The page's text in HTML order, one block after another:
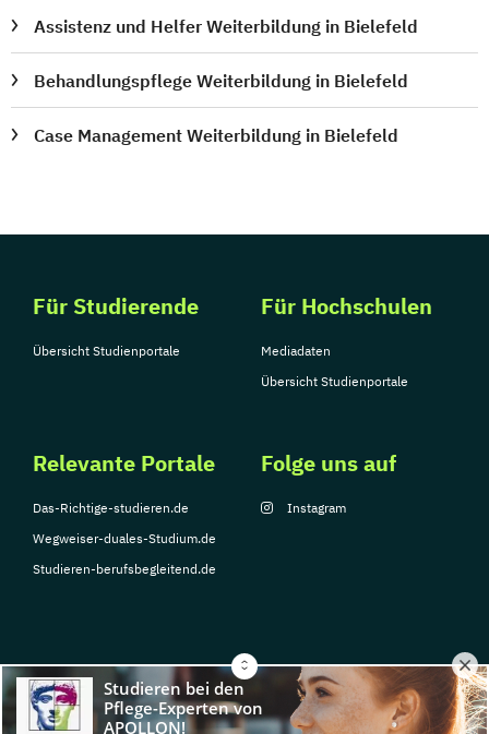
Assistenz und Helfer Weiterbildung in Bielefeld
Behandlungspflege Weiterbildung in Bielefeld
Case Management Weiterbildung in Bielefeld
Für Studierende
Übersicht Studienportale
Für Hochschulen
Mediadaten
Übersicht Studienportale
Relevante Portale
Das-Richtige-studieren.de
Wegweiser-duales-Studium.de
Studieren-berufsbegleitend.de
Folge uns auf
Instagram
© Copyright 2026, TarGroup Media GmbH